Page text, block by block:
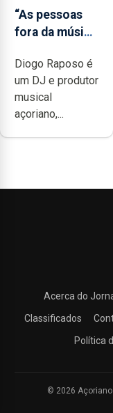
“As pessoas
fora da música
noção do quão
difícil é
produzir uma
música”
Diogo Raposo é
um DJ e produtor
musical
açoriano,...
Acerca do
Classificados
Política
© 2026